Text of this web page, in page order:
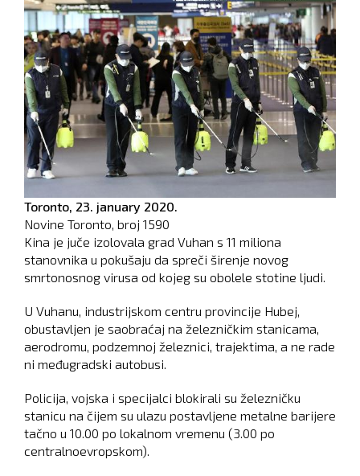
Toronto, 23. january 2020.
Novine Toronto, broj 1590
Kina je juče izolovala grad Vuhan s 11 miliona
stanovnika u pokušaju da spreči širenje novog
smrtonosnog virusa od kojeg su obolele stotine ljudi.
U Vuhanu, industrijskom centru provincije Hubej,
obustavljen je saobraćaj na železničkim stanicama,
aerodromu, podzemnoj železnici, trajektima, a ne rade
ni međugradski autobusi.
Policija, vojska i specijalci blokirali su železničku
stanicu na čijem su ulazu postavljene metalne barijere
tačno u 10.00 po lokalnom vremenu (3.00 po
centralnoevropskom).